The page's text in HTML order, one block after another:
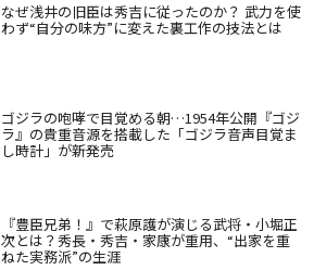
なぜ浅井の旧臣は秀吉に従ったのか？ 武力を使
わず“自分の味方”に変えた裏工作の技法とは
ゴジラの咆哮で目覚める朝…1954年公開『ゴジ
ラ』の貴重音源を搭載した「ゴジラ音声目覚ま
し時計」が新発売
『豊臣兄弟！』で萩原護が演じる武将・小堀正
次とは？秀長・秀吉・家康が重用、“出家を重
ねた実務派”の生涯